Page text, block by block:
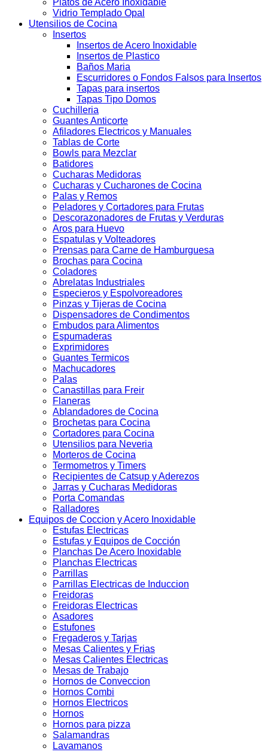
Platos de Acero Inoxidable
Vidrio Templado Opal
Utensilios de Cocina
Insertos
Insertos de Acero Inoxidable
Insertos de Plastico
Baños Maria
Escurridores o Fondos Falsos para Insertos
Tapas para insertos
Tapas Tipo Domos
Cuchilleria
Guantes Anticorte
Afiladores Electricos y Manuales
Tablas de Corte
Bowls para Mezclar
Batidores
Cucharas Medidoras
Cucharas y Cucharones de Cocina
Palas y Remos
Peladores y Cortadores para Frutas
Descorazonadores de Frutas y Verduras
Aros para Huevo
Espatulas y Volteadores
Prensas para Carne de Hamburguesa
Brochas para Cocina
Coladores
Abrelatas Industriales
Especieros y Espolvoreadores
Pinzas y Tijeras de Cocina
Dispensadores de Condimentos
Embudos para Alimentos
Espumaderas
Exprimidores
Guantes Termicos
Machucadores
Palas
Canastillas para Freir
Flaneras
Ablandadores de Cocina
Brochetas para Cocina
Cortadores para Cocina
Utensilios para Neveria
Morteros de Cocina
Termometros y Timers
Recipientes de Catsup y Aderezos
Jarras y Cucharas Medidoras
Porta Comandas
Ralladores
Equipos de Coccion y Acero Inoxidable
Estufas Electricas
Estufas y Equipos de Cocción
Planchas De Acero Inoxidable
Planchas Electricas
Parrillas
Parrillas Electricas de Induccion
Freidoras
Freidoras Electricas
Asadores
Estufones
Fregaderos y Tarjas
Mesas Calientes y Frias
Mesas Calientes Electricas
Mesas de Trabajo
Hornos de Conveccion
Hornos Combi
Hornos Electricos
Hornos
Hornos para pizza
Salamandras
Lavamanos